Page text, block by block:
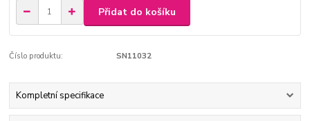
Přidat do košíku
Číslo produktu: SN11032
Kompletní specifikace